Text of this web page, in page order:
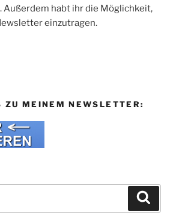
Außerdem habt ihr die Möglichkeit,
einzutragen.
ZU MEINEM NEWSLETTER: